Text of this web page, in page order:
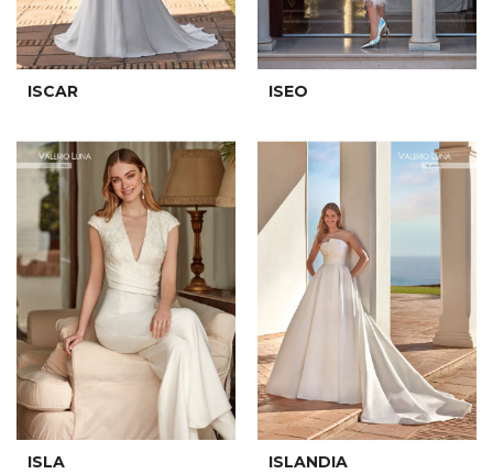
ISCAR ISEO
ISLA ISLANDIA